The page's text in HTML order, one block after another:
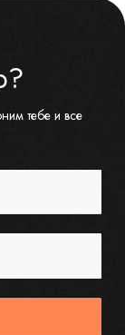
тебе и все